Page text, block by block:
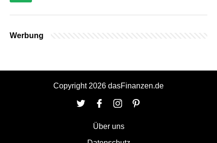
Werbung
Copyright 2026 dasFinanzen.de
Über uns